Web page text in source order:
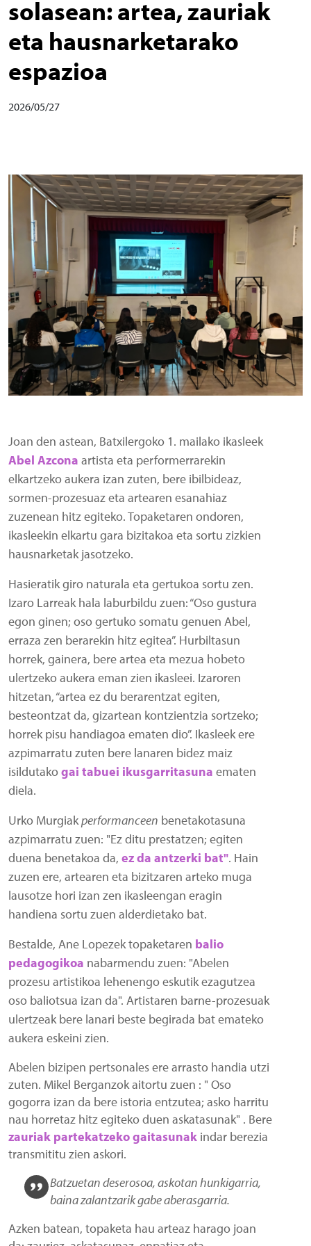
solasean: artea, zauriak
eta hausnarketarako
espazioa
2026/05/27
Irudia
Joan den astean, Batxilergoko 1. mailako ikasleek
Abel Azcona artista eta performerrarekin
elkartzeko aukera izan zuten, bere ibilbideaz,
sormen-prozesuaz eta artearen esanahiaz
zuzenean hitz egiteko. Topaketaren ondoren,
ikasleekin elkartu gara bizitakoa eta sortu zizkien
hausnarketak jasotzeko.
Hasieratik giro naturala eta gertukoa sortu zen.
Izaro Larreak hala laburbildu zuen: “Oso gustura
egon ginen; oso gertuko somatu genuen Abel,
erraza zen berarekin hitz egitea”. Hurbiltasun
horrek, gainera, bere artea eta mezua hobeto
ulertzeko aukera eman zien ikasleei. Izaroren
hitzetan, “artea ez du berarentzat egiten,
besteontzat da, gizartean kontzientzia sortzeko;
horrek pisu handiagoa ematen dio”. Ikasleek ere
azpimarratu zuten bere lanaren bidez maiz
isildutakogai tabuei ikusgarritasuna ematen
diela.
Urko Murgiakperformanceen benetakotasuna
azpimarratu zuen: "Ez ditu prestatzen; egiten
duena benetakoa da, ez da antzerki bat". Hain
zuzen ere, artearen eta bizitzaren arteko muga
lausotze hori izan zen ikasleengan eragin
handiena sortu zuen alderdietako bat.
Bestalde, Ane Lopezek topaketaren balio
pedagogikoa nabarmendu zuen: "Abelen
prozesu artistikoa lehenengo eskutik ezagutzea
oso baliotsua izan da". Artistaren barne-prozesuak
ulertzeak bere lanari beste begirada bat emateko
aukera eskeini zien.
Abelen bizipen pertsonales ere arrasto handia utzi
zuten. Mikel Berganzok aitortu zuen : " Oso
gogorra izan da bere istoria entzutea; asko harritu
nau horretaz hitz egiteko duen askatasunak" . Bere
zauriak partekatzeko gaitasunak indar berezia
transmititu zien askori.
Batzuetan deserosoa, askotan hunkigarria,
baina zalantzarik gabe aberasgarria.
Azken batean, topaketa hau arteaz harago joan